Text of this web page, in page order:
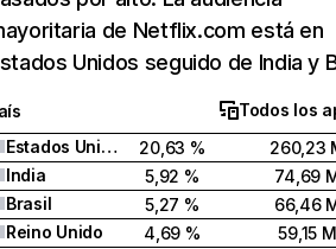
de Netflix.com está en
Unidos seguido de India y
Todos los
Estados Unidos
20,63 %
260,23
India
5,92 %
74,69
Brasil
5,27 %
66,46
Reino Unido
4,69 %
59,15 M